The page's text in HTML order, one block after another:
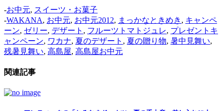
-お中元, スイーツ・お菓子
-WAKANA, お中元, お中元2012, まっかなときめき , キャンペ
ーン, ゼリー, デザート , フルーツトマトジュレ, プレゼントキ
ャンペーン, ワカナ, 夏のデザート , 夏の贈り物, 暑中見舞い,
残暑見舞い, 高島屋, 高島屋お中元
関連記事